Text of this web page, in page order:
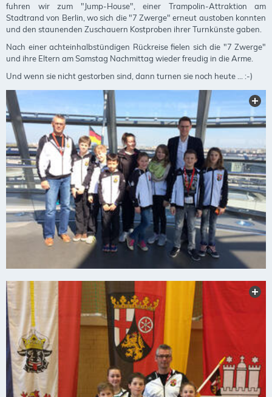
fuhren wir zum "Jump-House", einer Trampolin-Attraktion am
Stadtrand von Berlin, wo sich die "7 Zwerge" erneut austoben konnten
und den staunenden Zuschauern Kostproben ihrer Turnkünste gaben.
Nach einer achteinhalbstündigen Rückreise fielen sich die "7 Zwerge"
und ihre Eltern am Samstag Nachmittag wieder freudig in die Arme.
Und wenn sie nicht gestorben sind, dann turnen sie noch heute ... :-)